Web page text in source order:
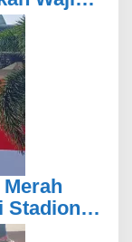
Stadion